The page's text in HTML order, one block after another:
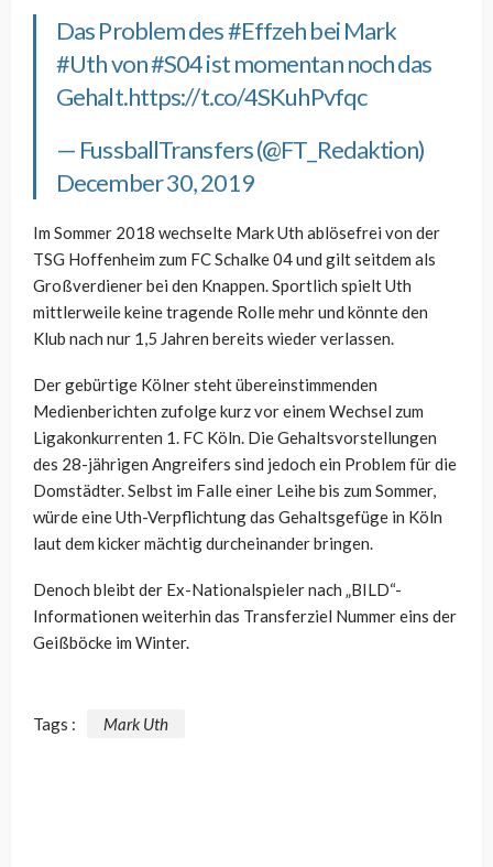
Das Problem des#Effzehbei Mark
#Uthvon#S04ist momentan noch das
Gehalt.https://t.co/4SKuhPvfqc
— FussballTransfers (@FT_Redaktion)
December 30, 2019
Im Sommer 2018 wechselte Mark Uth ablösefrei von der
TSG Hoffenheim zum FC Schalke 04 und gilt seitdem als
Großverdiener bei den Knappen. Sportlich spielt Uth
mittlerweile keine tragende Rolle mehr und könnte den
Klub nach nur 1,5 Jahren bereits wieder verlassen.
Der gebürtige Kölner steht übereinstimmenden
Medienberichten zufolge kurz vor einem Wechsel zum
Ligakonkurrenten 1. FC Köln. Die Gehaltsvorstellungen
des 28-jährigen Angreifers sind jedoch ein Problem für die
Domstädter. Selbst im Falle einer Leihe bis zum Sommer,
würde eine Uth-Verpflichtung das Gehaltsgefüge in Köln
laut dem kicker mächtig durcheinander bringen.
Denoch bleibt der Ex-Nationalspieler nach „BILD“-
Informationen weiterhin das Transferziel Nummer eins der
Geißböcke im Winter.
Tags : Mark Uth